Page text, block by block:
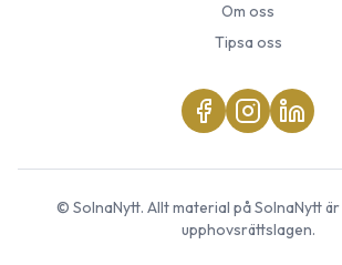
Om oss
Tipsa oss
© SolnaNytt. Allt material påSolnaNyttär
upphovsrättslagen.